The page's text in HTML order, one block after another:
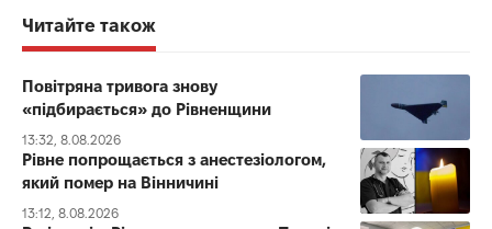
Читайте також
Повітряна тривога знову
«підбирається» до Рівненщини
13:32, 8.08.2026
Рівне попрощається з анестезіологом,
який помер на Вінничині
13:12, 8.08.2026